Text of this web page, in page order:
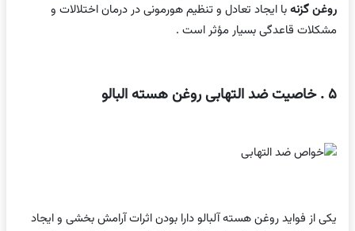
روغن گزنهبا ایجاد تعادل و تنظیم هورمونی در درمان اختلالات و
مشکلات قاعدگی بسیار مؤثر است .
۵ . خاصیت ضد التهابی روغن هسته البالو
یکی از فواید روغن هسته آلبالو دارا بودن اثرات آرامش بخشی و ایجاد